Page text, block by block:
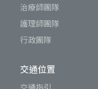
治療師團隊
護理師團隊
行政團隊
交通位置